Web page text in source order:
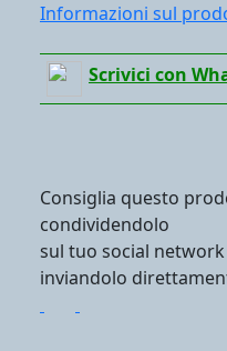
Informazioni sul
Scrivici con
Consiglia questo
condividendolo
sul tuo social
inviandolo